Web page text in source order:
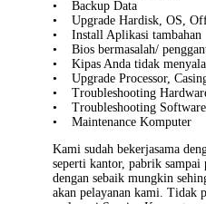
• Backup Data
• Upgrade Hardisk, OS,
• Install Aplikasi tambahan
• Bios bermasalah/
• Kipas Anda tidak menyala
• Upgrade Processor,
• Troubleshooting
• Troubleshooting Software
• Maintenance Komputer
Kami sudah bekerjasama
seperti kantor, pabrik
dengan sebaik mungkin
akan pelayanan kami. Tidak